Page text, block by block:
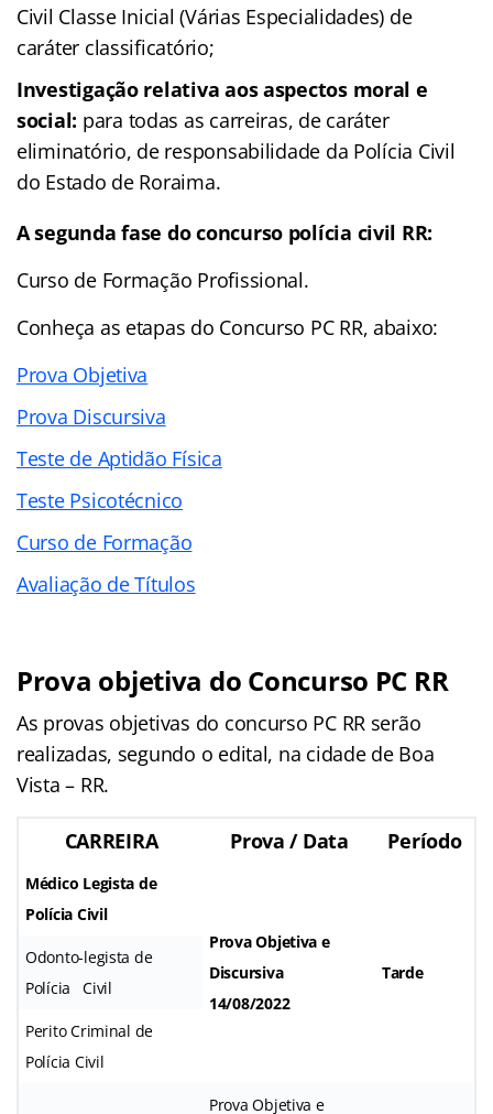
Civil Classe Inicial (Várias Especialidades) de
caráter classificatório;
Investigação relativa aos aspectos moral e
social: para todas as carreiras, de caráter
eliminatório, de responsabilidade da Polícia Civil
do Estado de Roraima.
A segunda fase do concurso polícia civil RR:
Curso de Formação Profissional.
Conheça as etapas do Concurso PC RR, abaixo:
Prova Objetiva
Prova Discursiva
Teste de Aptidão Física
Teste Psicotécnico
Curso de Formação
Avaliação de Títulos
Prova objetiva do Concurso PC RR
As provas objetivas do concurso PC RR serão
realizadas, segundo o edital, na cidade de Boa
Vista – RR.
CARREIRA Prova / Data Período
Médico Legista de
Polícia Civil
Prova Objetiva e
Discursiva
14/08/2022
Tarde
Odonto-legista de
Polícia Civil
Perito Criminal de
Polícia Civil
Prova Objetiva e